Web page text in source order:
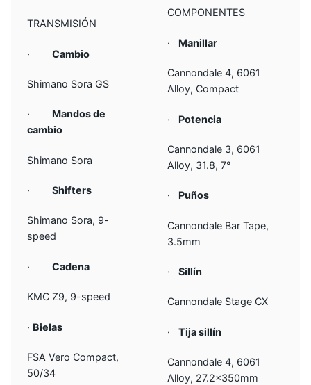
TRANSMISIÓN
·Cambio
Shimano Sora GS
· Mandos de
cambio
Shimano Sora
·Shifters
Shimano Sora, 9-
speed
·Cadena
KMC Z9, 9-speed
· Bielas
FSA Vero Compact,
50/34
COMPONENTES
· Manillar
Cannondale 4, 6061
Alloy, Compact
· Potencia
Cannondale 3, 6061
Alloy, 31.8, 7°
· Puños
Cannondale Bar Tape,
3.5mm
·Sillín
Cannondale Stage CX
·Tija sillín
Cannondale 4, 6061
Alloy, 27.2x350mm